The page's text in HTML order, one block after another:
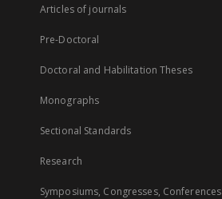
Articles of journals
Pre-Doctoral
Doctoral and Habilitation Theses
Monographs
Sectional Standards
Research
Symposiums, Congresses, Conferences